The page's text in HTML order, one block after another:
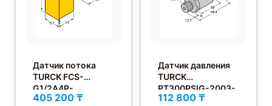
Датчик потока
TURCK FCS-
G1/2A4P-
VRX/230VAC
405 200 ₸
Датчик давления
TURCK
PT300PSIG-2003-
U1-H1141
112 800 ₸